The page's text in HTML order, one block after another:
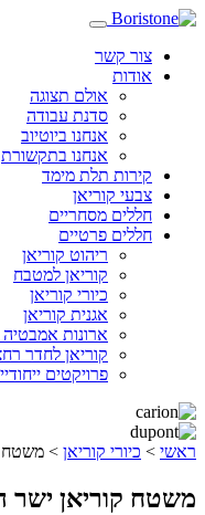
צור קשר
אודות
אולם תצוגה
סדנת עבודה
אנחנו ביוטיוב
אנחנו בתקשורת
קירות תלת מימד
צבעי קוריאן
חללים מסחריים
חללים פרטיים
ריהוט קוריאן
קוריאן למטבח
כיורי קוריאן
אגנית קוריאן
ארונות אמבטיה
קוריאן לחדר
פרויקטים
ראשי > כיורי קוריאן > משטח
משטח קוריאן ישר